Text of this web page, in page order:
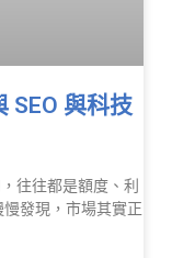
SEO 與科技
往往都是額度、利
發現，市場其實正